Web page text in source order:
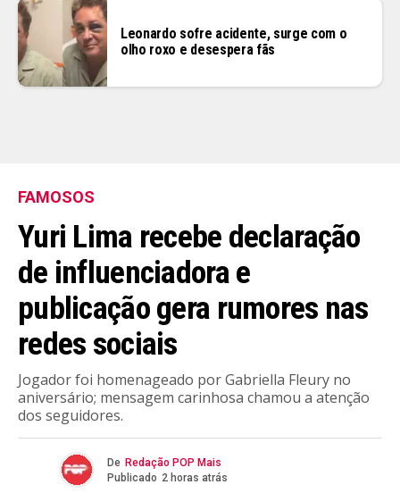
Leonardo sofre acidente, surge com o
olho roxo e desespera fãs
FAMOSOS
Yuri Lima recebe declaração
de influenciadora e
publicação gera rumores nas
redes sociais
Jogador foi homenageado por Gabriella Fleury no
aniversário; mensagem carinhosa chamou a atenção
dos seguidores.
De Redação POP Mais
Publicado 2 horas atrás